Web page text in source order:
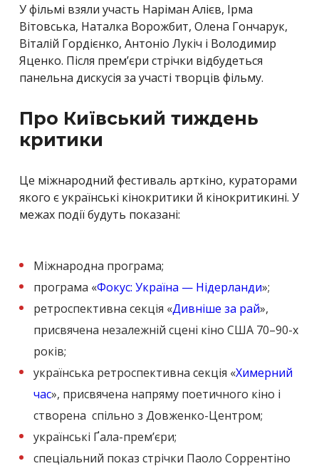
У фільмі взяли участь Наріман Алієв, Ірма
Вітовська, Наталка Ворожбит, Олена Гончарук,
Віталій Гордієнко, Антоніо Лукіч і Володимир
Яценко. Після прем’єри стрічки відбудеться
панельна дискусія за участі творців фільму.
Про Київський тиждень
критики
Це міжнародний фестиваль арткіно, кураторами
якого є українські кінокритики й кінокритикині. У
межах події будуть показані:
Міжнародна програма;
програма «Фокус: Україна — Нідерланди»;
ретроспективна секція «Дивніше за рай»,
присвячена незалежній сцені кіно США 70–90-х
років;
українська ретроспективна секція «Химерний
час», присвячена напряму поетичного кіно і
створена спільно з Довженко-Центром;
українські Ґала-прем’єри;
спеціальний показ стрічки Паоло Соррентіно